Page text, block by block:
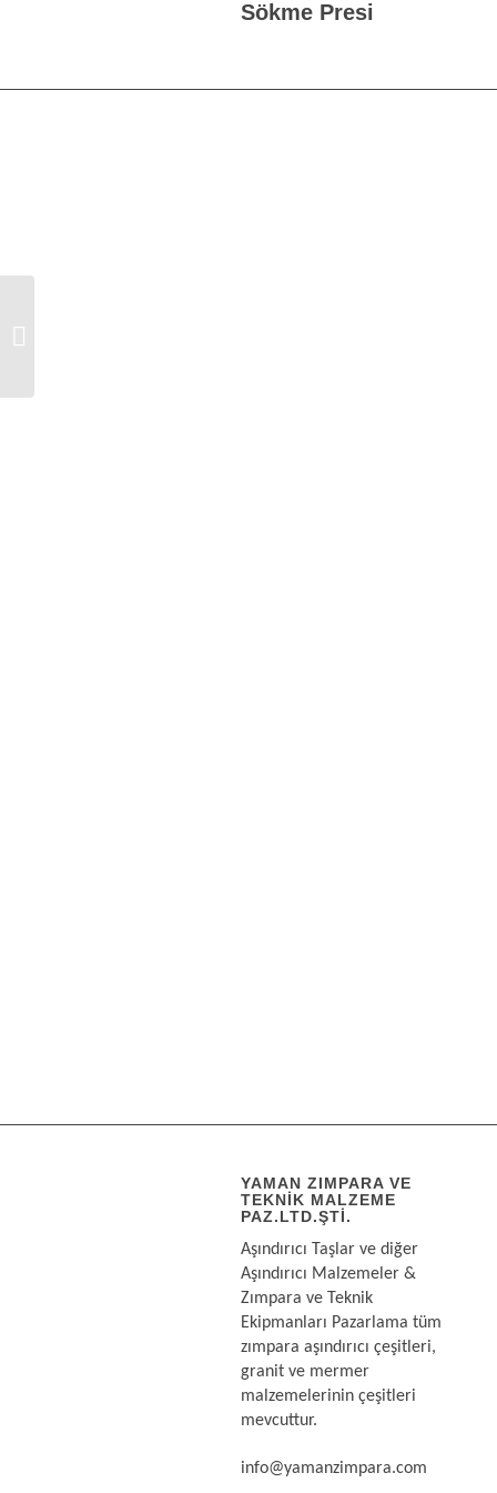
Sökme Presi
YAMAN ZIMPARA VE
TEKNIK MALZEME
PAZ.LTD.ŞTI.
Aşındırıcı Taşlar ve diğer
Aşındırıcı Malzemeler &
Zımpara ve Teknik
Ekipmanları Pazarlama tüm
zımpara aşındırıcı çeşitleri,
granit ve mermer
malzemelerinin çeşitleri
mevcuttur.
info@yamanzimpara.com